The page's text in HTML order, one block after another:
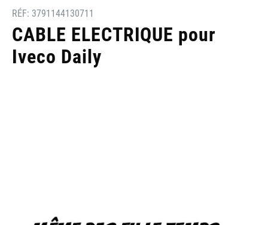
RÉF: 3791144130711
CABLE ELECTRIQUE pour
Iveco Daily